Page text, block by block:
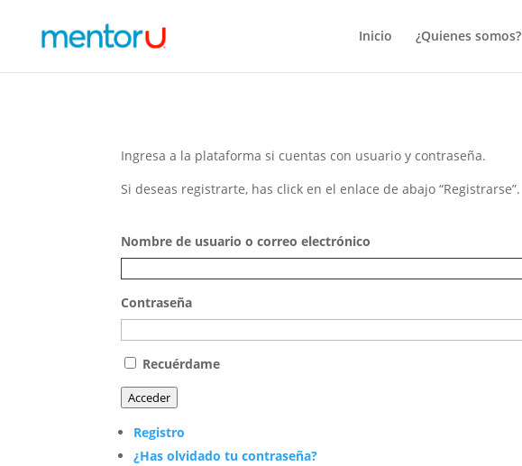
Inicio ¿Quienes somos?
Ingresa a la plataforma si cuentas con usuario y contraseña.
Si deseas registrarte, has click en el enlace de abajo “Registrarse”.
Nombre de usuario o correo electrónico
Contraseña
Recuérdame
Acceder
Registro
¿Has olvidado tu contraseña?